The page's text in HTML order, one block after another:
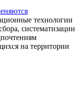
технологии
систематизации
на территории